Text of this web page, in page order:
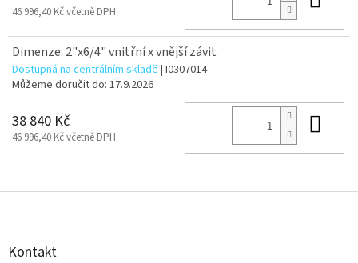
46 996,40 Kč včetně DPH
Dimenze: 2"x6/4" vnitřní x vnější závit
Dostupná na centrálním skladě | I0307014
Můžeme doručit do: 17.9.2026
38 840 Kč
46 996,40 Kč včetně DPH
Z
Kontakt